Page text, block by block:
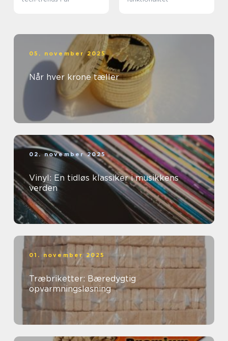
05. november 2025
Når hver krone tæller
02. november 2025
Vinyl: En tidløs klassiker i musikkens
verden
01. november 2025
Træbriketter: Bæredygtig
opvarmningsløsning